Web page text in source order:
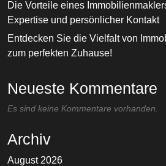
Die Vorteile eines
Expertise und persönlicher Kontakt
Entdecken Sie die Vielfalt von
zum perfekten Zuhause!
Neueste Kommentare
Es sind keine Kommentare vorhanden.
Archiv
August 2026